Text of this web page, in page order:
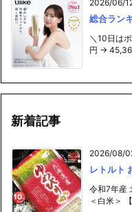
総合ラン
＼10日は
円 → 45,36
新着記事
2026/08/
レトルト
令和7年
＜白米＞